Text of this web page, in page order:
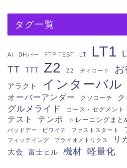
タグ一覧
AI DHバー FTP TEST LT LT1
TT TTT Z2 Z2 ディロード
アラクト インターバル
オーバーアンダー
クソコーチ
グルメライド コース・セグメント
テスト テンポ トレーニングまと
バッドデー
ビワイチ ファストスタート
フィッテイング プライオメトリクス リ
大会 富士ヒル 機材 軽量化